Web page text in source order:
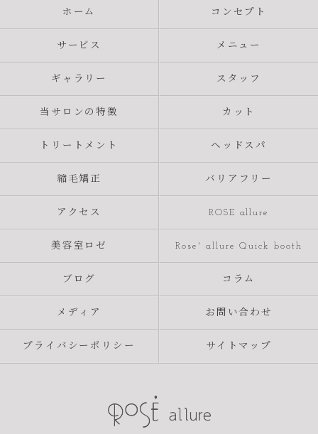
ホーム コンセプト
サービス メニュー
ギャラリー スタッフ
当サロンの特徴 カット
トリートメント ヘッドスパ
縮毛矯正 バリアフリー
アクセス ROSE allure
美容室ロゼ Rose' allure Quick booth
ブログ コラム
メディア お問い合わせ
プライバシーポリシー サイトマップ